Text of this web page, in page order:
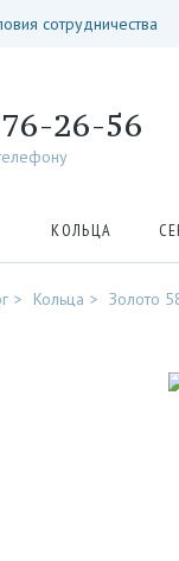
сотрудничества
26-56
КОЛЬЦА
Кольца Золото